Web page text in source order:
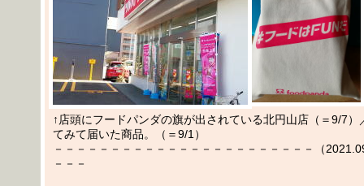
↑店頭にフードパンダの旗が出されている北円山店（＝9/7）
てみて届いた商品。（＝9/1）
－－－－－－－－－－－－－－－－－－－－－－－（
－－－